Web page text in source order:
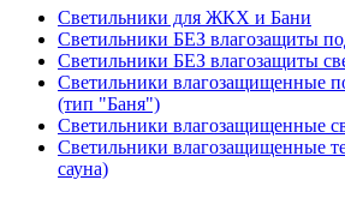
Светильники для ЖКХ и Бани
Светильники БЕЗ влагозащиты
Светильники БЕЗ влагозащиты
Светильники влагозащищенные
(тип "Баня")
Светильники влагозащищенные
Светильники влагозащищенные
сауна)